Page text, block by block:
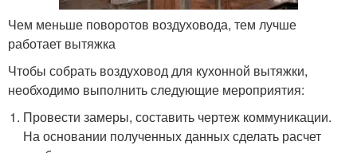
Чем меньше поворотов воздуховода, тем лучше
работает вытяжка
Чтобы собрать воздуховод для кухонной вытяжки,
необходимо выполнить следующие мероприятия:
Провести замеры, составить чертеж коммуникации.
На основании полученных данных сделать расчет